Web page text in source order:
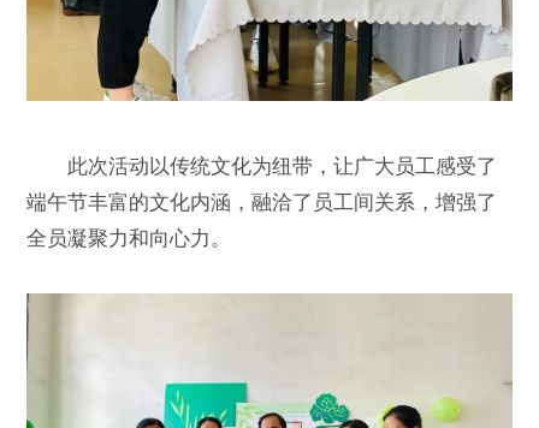
此次活动以传统文化为纽带，让广大员工感受了
端午节丰富的文化内涵，融洽了员工间关系，增强了
全员凝聚力和向心力。